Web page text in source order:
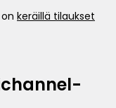
keräillä tilaukset